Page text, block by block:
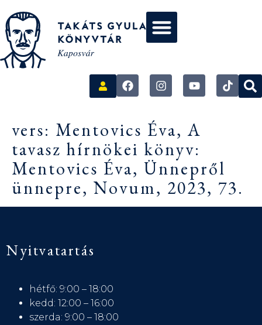
vers: Mentovics Éva, A
tavasz hírnökei könyv:
Mentovics Éva, Ünnepről
ünnepre, Novum, 2023, 73.
Nyitvatartás
hétfő: 9:00 – 18:00
kedd: 12:00 – 16:00
szerda: 9:00 – 18:00